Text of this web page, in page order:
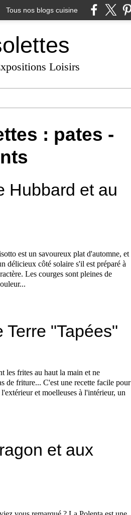
Tous nos blogs cuisine
Loisirs
: pates -
Hubbard et au
est un savoureux plat d'automne, et
délicieux côté solaire s'il est préparé à
Les courges sont pleines de
"Tapées"
les frites au haut la main et ne
de friture... C'est une recette facile pour
et moelleuses à l'intérieur, un
et aux